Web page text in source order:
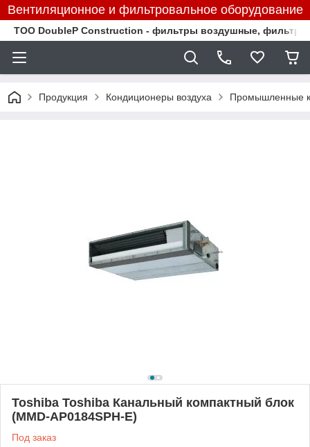
Вентиляционное и фильтровальное оборудование
TOO DoubleP Construction - фильтры воздушные,
Продукция Кондиционеры воздуха Промышленные
Toshiba Toshiba Канальный компактный блок
(MMD-AP0184SPH-E)
Под заказ